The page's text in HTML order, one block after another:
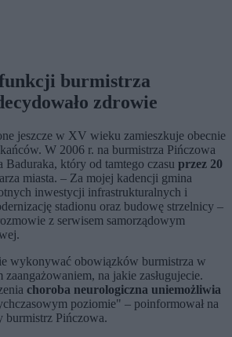
burmistrza
zdrowie
jeszcze w XV wieku zamieszkuje obecnie
W 2006 r. na burmistrza Pińczowa
Baduraka, który od tamtego czasu przez 20
miasta. – Za mojej kadencji gmina
inwestycji infrastrukturalnych i
stadionu oraz budowę strzelnicy –
z serwisem samorządowym
wykonywać obowiązków burmistrza w
na jakie zasługujecie.
choroba neurologiczna uniemożliwia
poziomie" – poinformował na
burmistrz Pińczowa.